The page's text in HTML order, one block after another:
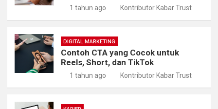
1 tahun ago Kontributor Kabar Trust
DIGITAL MARKETING
Contoh CTA yang Cocok untuk
Reels, Short, dan TikTok
1 tahun ago Kontributor Kabar Trust